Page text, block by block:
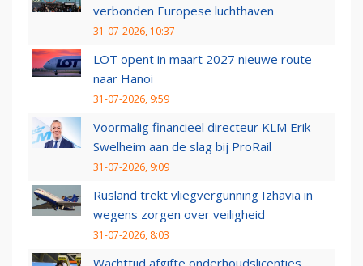
verbonden Europese luchthaven
31-07-2026, 10:37
LOT opent in maart 2027 nieuwe route
naar Hanoi
31-07-2026, 9:59
Voormalig financieel directeur KLM Erik
Swelheim aan de slag bij ProRail
31-07-2026, 9:09
Rusland trekt vliegvergunning Izhavia in
wegens zorgen over veiligheid
31-07-2026, 8:03